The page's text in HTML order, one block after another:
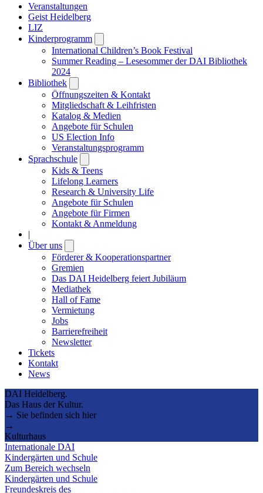
Veranstaltungen
Geist Heidelberg
LIZ
Kinderprogramm
submenu
International Children’s Book Festival
Summer Reading – Lesesommer der DAI Bibliothek
2024
Bibliothek
submenu
Öffnungszeiten & Kontakt
Mitgliedschaft & Leihfristen
Katalog & Medien
Angebote für Schulen
US Election Info
Veranstaltungsprogramm
Sprachschule
submenu
Kids & Teens
Lifelong Learners
Research & University Life
Angebote für Schulen
Angebote für Firmen
Kontakt & Anmeldung
|
Über uns
submenu
Förderer & Kooperationspartner
Gremien
Das DAI Heidelberg feiert Jubiläum
Mediathek
Hall of Fame
Vermietung
Jobs
Barrierefreiheit
Newsletter
Tickets
Kontakt
News
DAI Heidelberg.
Das Haus der Kultur.
→ Sie befinden sich hier
→
Kulturhaus
Internationale DAI
Kindergärten und Schule
Zum Bereich wechseln
Kindergärten und Schule
Freundeskreis des